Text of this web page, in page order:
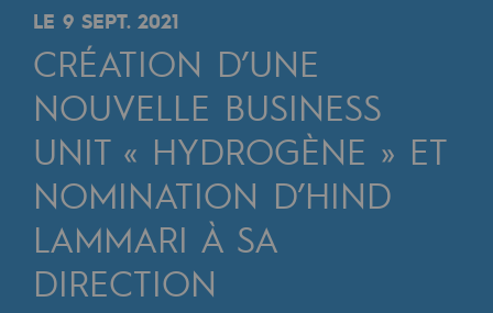
Transversalité et Collaboratif
Notre culture et nos valeurs
Une organisation certifiée
Notre organisation
Notre organisation
Gouvernance
LE 9 SEPT. 2021
CRÉATION D’UNE
NOUVELLE BUSINESS
UNIT « HYDROGÈNE » ET
NOMINATION D’HIND
LAMMARI À SA
DIRECTION